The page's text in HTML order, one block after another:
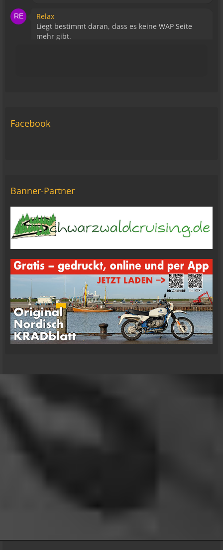
Relax
Liegt bestimmt daran, dass es keine WAP Seite
mehr gibt.
Michael Fricke
Tom Nowak
So liebe Bikerbrüder und - brüderinnen, ich bin
jetzt da!
oelfinger
Moin Tom... viele Grüße aus Wales
07:59
oelfinger
Übrigens geile Moped Strecken hier..
07:59
mrairbrush
Facebook
Banner-Partner